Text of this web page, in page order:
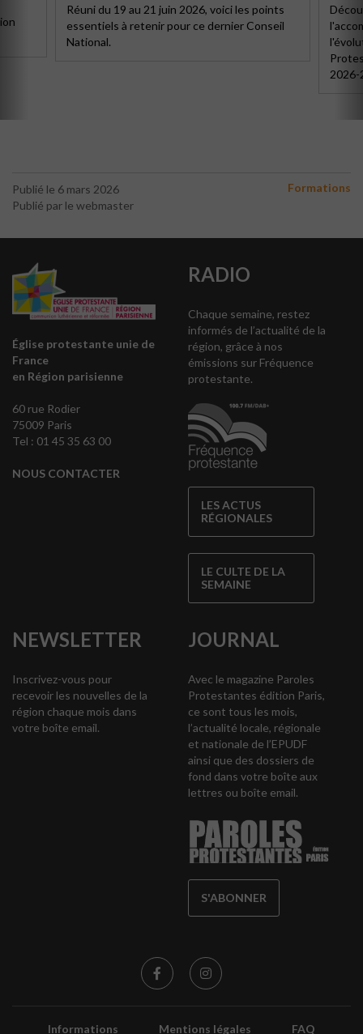
Réuni du 19 au 21 juin 2026, voici les points
essentiels à retenir pour ce dernier Conseil
National.
2026-
Publié le 6 mars 2026
Publié par le webmaster
Formations
Église protestante unie de
France
en Région parisienne
60 rue Rodier
75009 Paris
Tel : 01 45 35 63 00
NOUS CONTACTER
RADIO
Chaque semaine, restez
informés de l’actualité de la
région, grâce à nos
émissions sur Fréquence
protestante.
LES ACTUS
RÉGIONALES
LE CULTE DE LA
SEMAINE
NEWSLETTER
Inscrivez-vous pour
recevoir les nouvelles de la
région chaque mois dans
votre boîte email.
JOURNAL
Avec le magazine Paroles
Protestantes édition Paris,
ce sont tous les mois,
l’actualité locale, régionale
et nationale de l’EPUDF
ainsi que des dossiers de
fond dans votre boîte aux
lettres ou boîte email.
S'ABONNER
Informations Mentions légales FAQ